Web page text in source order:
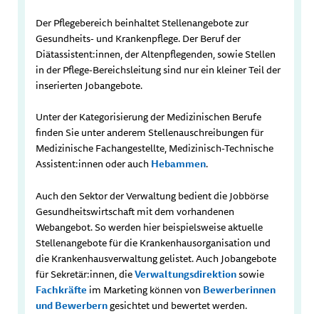
Der Pflegebereich beinhaltet Stellenangebote zur
Gesundheits- und Krankenpflege. Der Beruf der
Diätassistent:innen, der Altenpflegenden, sowie Stellen
in der Pflege-Bereichsleitung sind nur ein kleiner Teil der
inserierten Jobangebote.
Unter der Kategorisierung der Medizinischen Berufe
finden Sie unter anderem Stellenauschreibungen für
Medizinische Fachangestellte, Medizinisch-Technische
Assistent:innen oder auch Hebammen.
Auch den Sektor der Verwaltung bedient die Jobbörse
Gesundheitswirtschaft mit dem vorhandenen
Webangebot. So werden hier beispielsweise aktuelle
Stellenangebote für die Krankenhausorganisation und
die Krankenhausverwaltung gelistet. Auch Jobangebote
für Sekretär:innen, dieVerwaltungsdirektionsowie
Fachkräfte im Marketing können von Bewerberinnen
und Bewerberngesichtet und bewertet werden.